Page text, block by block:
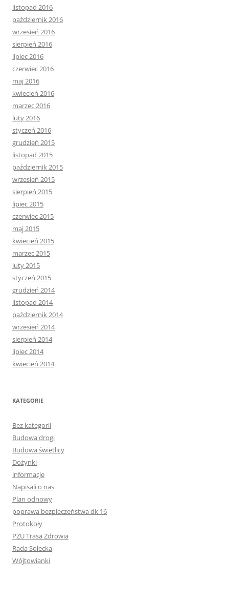
listopad 2016
październik 2016
wrzesień 2016
sierpień 2016
lipiec 2016
czerwiec 2016
maj 2016
kwiecień 2016
marzec 2016
luty 2016
styczeń 2016
grudzień 2015
listopad 2015
październik 2015
wrzesień 2015
sierpień 2015
lipiec 2015
czerwiec 2015
maj 2015
kwiecień 2015
marzec 2015
luty 2015
styczeń 2015
grudzień 2014
listopad 2014
październik 2014
wrzesień 2014
sierpień 2014
lipiec 2014
kwiecień 2014
KATEGORIE
Bez kategorii
Budowa drogi
Budowa świetlicy
Dożynki
informacje
Napisali o nas
Plan odnowy
poprawa bezpieczeństwa dk 16
Protokoły
PZU Trasa Zdrowia
Rada Sołecka
Wójtowianki